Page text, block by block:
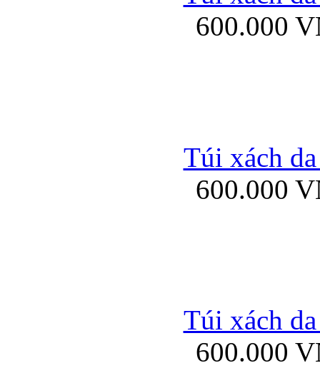
Bao da iPhone 5
600.000
Túi xách
600.000
Túi xách
600.000